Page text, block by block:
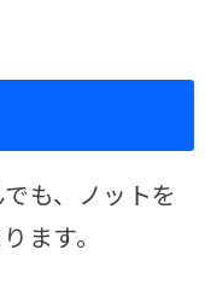
も、ノットを
ます。